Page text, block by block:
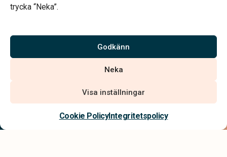
trycka “Neka”.
Godkänn
Neka
Visa inställningar
Cookie PolicyIntegritetspolicy
Kontakta oss
Vi är auktoriserade av Sveriges Begravningsbyråers Förbund och
har högt ställda krav på utbildning, kvalitet, miljö och arbetsmiljö.